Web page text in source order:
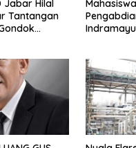
Jabar Hilal
Tantangan